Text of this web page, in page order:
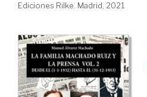
Ediciones Rilke. Madrid, 2021